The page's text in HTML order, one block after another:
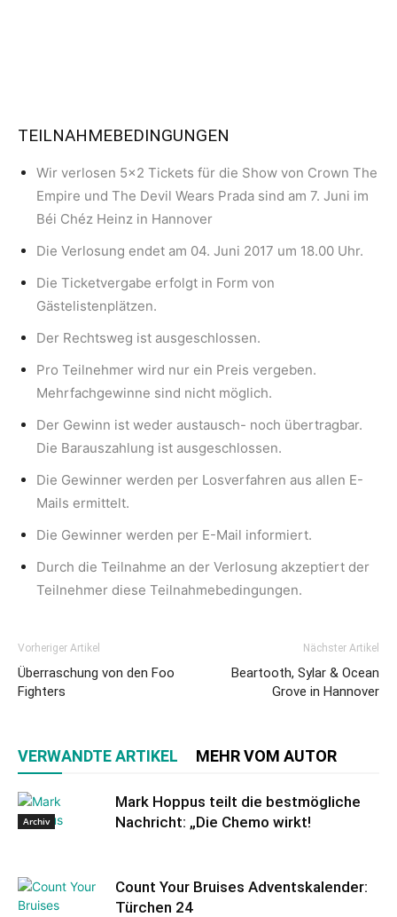
TEILNAHMEBEDINGUNGEN
Wir verlosen 5×2 Tickets für die Show von Crown The
Empire und The Devil Wears Prada sind am 7. Juni im
Béi Chéz Heinz in Hannover
Die Verlosung endet am 04. Juni 2017 um 18.00 Uhr.
Die Ticketvergabe erfolgt in Form von
Gästelistenplätzen.
Der Rechtsweg ist ausgeschlossen.
Pro Teilnehmer wird nur ein Preis vergeben.
Mehrfachgewinne sind nicht möglich.
Der Gewinn ist weder austausch- noch übertragbar.
Die Barauszahlung ist ausgeschlossen.
Die Gewinner werden per Losverfahren aus allen E-
Mails ermittelt.
Die Gewinner werden per E-Mail informiert.
Durch die Teilnahme an der Verlosung akzeptiert der
Teilnehmer diese Teilnahmebedingungen.
Vorheriger Artikel
Überraschung von den Foo
Fighters
Nächster Artikel
Beartooth, Sylar & Ocean
Grove in Hannover
VERWANDTE ARTIKEL MEHR VOM AUTOR
Archiv
Mark Hoppus teilt die bestmögliche
Nachricht: „Die Chemo wirkt!
Count Your Bruises Adventskalender:
Türchen 24